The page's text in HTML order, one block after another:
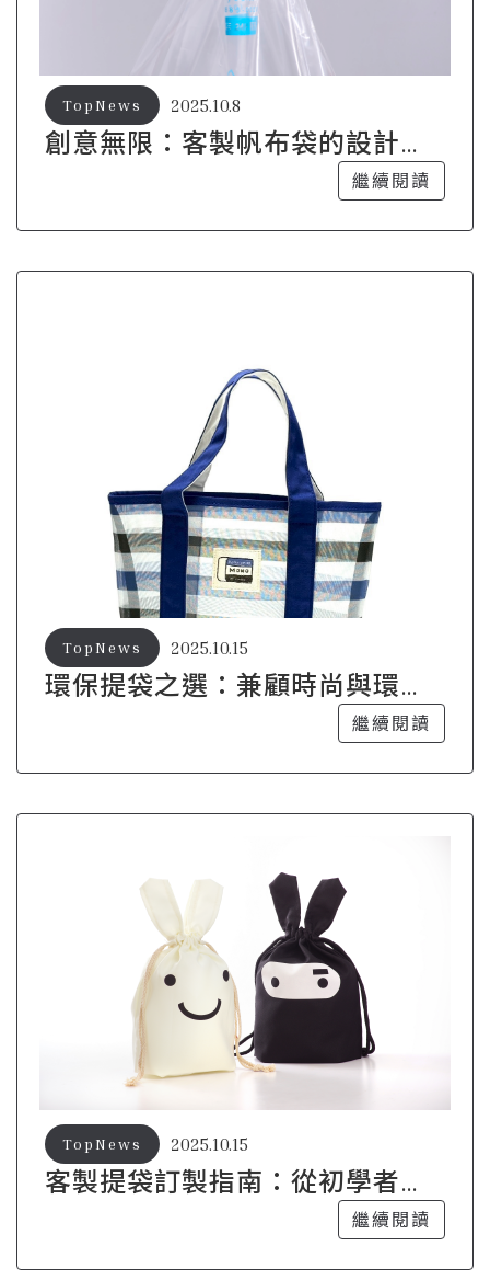
創意無限：客製帆布袋的設計技
2025.10.8
TopNews
繼續閱讀
環保提袋之選：兼顧時尚與環保
2025.10.15
TopNews
繼續閱讀
客製提袋訂製指南：從初學者到
2025.10.15
TopNews
繼續閱讀